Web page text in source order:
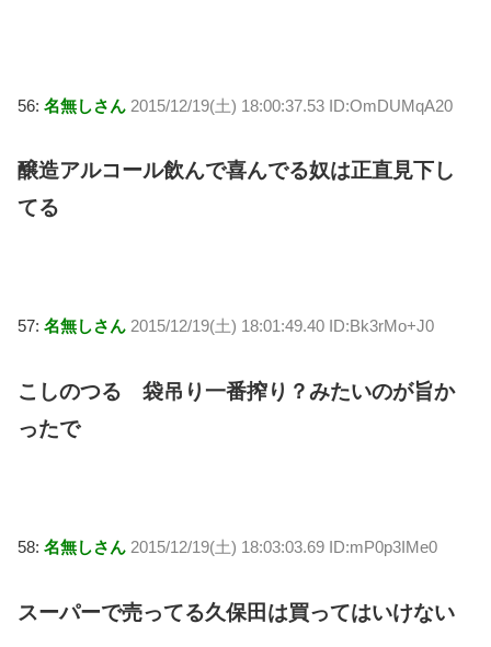
56: 名無しさん 2015/12/19(土) 18:00:37.53 ID:OmDUMqA20
醸造アルコール飲んで喜んでる奴は正直見下し
てる
57: 名無しさん 2015/12/19(土) 18:01:49.40 ID:Bk3rMo+J0
こしのつる 袋吊り一番搾り？みたいのが旨か
ったで
58: 名無しさん 2015/12/19(土) 18:03:03.69 ID:mP0p3IMe0
スーパーで売ってる久保田は買ってはいけない